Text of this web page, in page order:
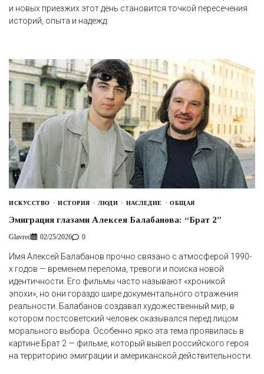
и новых приезжих этот день становится точкой пересечения
историй, опыта и надежд.
ИСКУССТВО ИСТОРИЯ ЛЮДИ НАСЛЕДИЕ ОБЩАЯ
Эмиграция глазами Алексея Балабанова: “Брат 2”
Glavred 02/25/2026 0
Имя Алексей Балабанов прочно связано с атмосферой 1990-
х годов — временем перелома, тревоги и поиска новой
идентичности. Его фильмы часто называют «хроникой
эпохи», но они гораздо шире документального отражения
реальности. Балабанов создавал художественный мир, в
котором постсоветский человек оказывался перед лицом
морального выбора. Особенно ярко эта тема проявилась в
картине Брат 2 — фильме, который вывел российского героя
на территорию эмиграции и американской действительности.